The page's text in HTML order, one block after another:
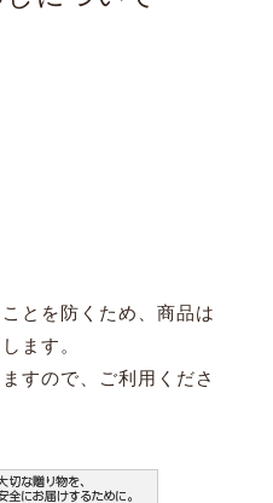
とを防くため、商品は
ます。
すので、ご利用くださ